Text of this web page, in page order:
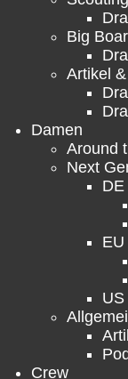
Big
Artikel
Damen
Around
Next
DE
EU
US
Crew